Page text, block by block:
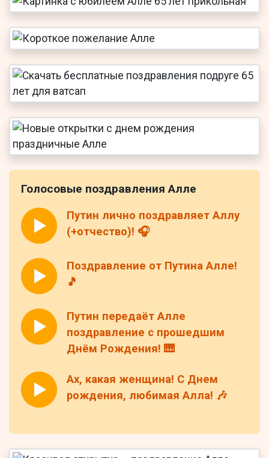
Голосовые поздравления Алле
Путин лично поздравляет Аллу
(+отчество)! 🎧
Поздравление от Путина Алле!
🎵
Путин передаёт Алле
поздравление с прошедшим
Днём Рождения! 🎹
Ах, какая женщина! С Днем
рождения, любимая Алла! 🎶